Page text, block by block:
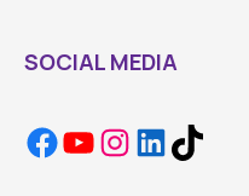
SOCIAL MEDIA
Facebook
YouTube
Instagram
LinkedIn
TikTok